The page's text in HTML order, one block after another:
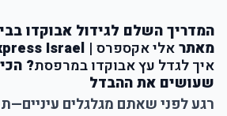
המדריך השלם לגידול אבוקדו
מאתראלי אקספרס | Aliexpress Israel
איך לגדל עץ אבוקדו במרפסת?
שעושים את ההבדל
רגע לפני שאתם מגלגלים